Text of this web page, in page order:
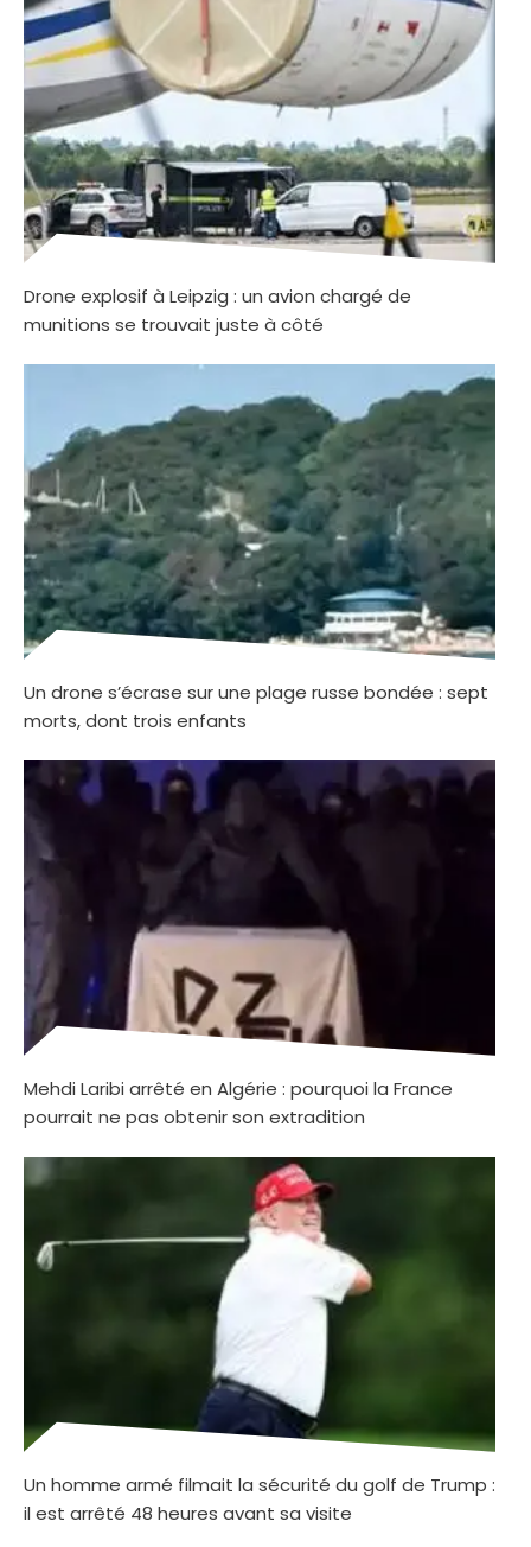
Drone explosif à Leipzig : un avion chargé de
munitions se trouvait juste à côté
Un drone s’écrase sur une plage russe bondée : sept
morts, dont trois enfants
Mehdi Laribi arrêté en Algérie : pourquoi la France
pourrait ne pas obtenir son extradition
Un homme armé filmait la sécurité du golf de Trump :
il est arrêté 48 heures avant sa visite